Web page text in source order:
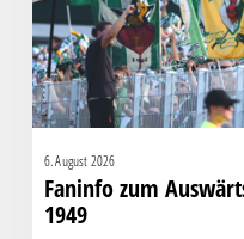
6. August 2026
Faninfo zum
1949